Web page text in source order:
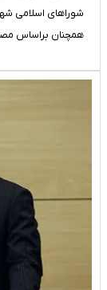
شوراهای اسلامی
همچنان براساس